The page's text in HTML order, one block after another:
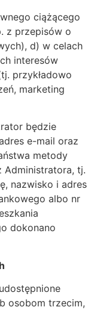
ciążącego
z przepisów o
d) w celach
interesów
przykładowo
marketing
będzie
e-mail oraz
metody
Administratora, tj.
nazwisko i adres
albo nr
dokonano
osobom trzecim,